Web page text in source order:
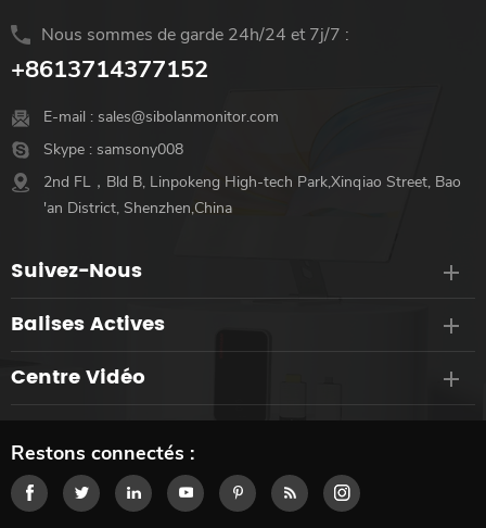
Nous sommes de garde 24h/24 et 7j/7 :
+8613714377152
E-mail : sales@sibolanmonitor.com
Skype : samsony008
2nd FL，Bld B, Linpokeng High-tech Park,Xinqiao Street, Bao
'an District, Shenzhen,China
Suivez-Nous
Balises Actives
Centre Vidéo
Restons connectés :